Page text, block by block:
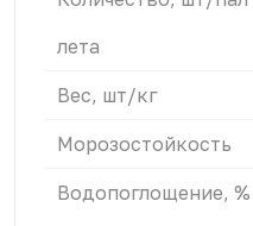
лета
Вес, шт/кг
Морозостойкость
Водопоглощение, %